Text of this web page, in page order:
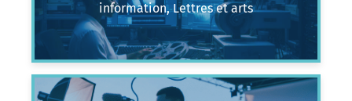
information, Lettres et arts